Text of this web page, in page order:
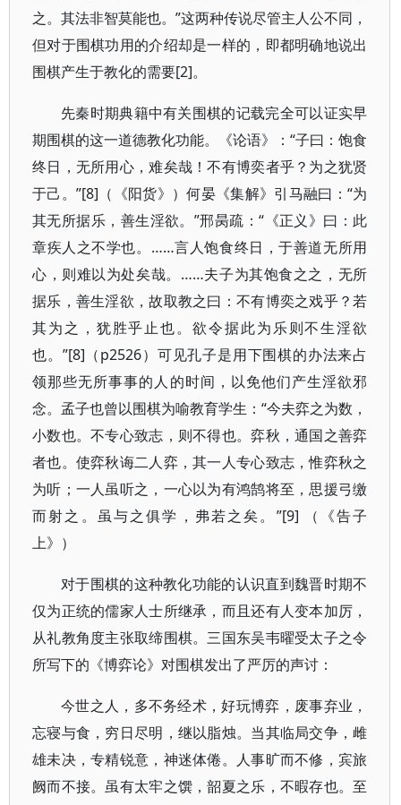
之。其法非智莫能也。”这两种传说尽管主人公不同，
但对于围棋功用的介绍却是一样的，即都明确地说出
围棋产生于教化的需要[2]。
先秦时期典籍中有关围棋的记载完全可以证实早
期围棋的这一道德教化功能。《论语》：“子曰：饱食
终日，无所用心，难矣哉！不有博奕者乎？为之犹贤
于己。”[8]（《阳货》）何晏《集解》引马融曰：“为
其无所据乐，善生淫欲。”邢昺疏：“《正义》曰：此
章疾人之不学也。……言人饱食终日，于善道无所用
心，则难以为处矣哉。……夫子为其饱食之之，无所
据乐，善生淫欲，故取教之曰：不有博奕之戏乎？若
其为之，犹胜乎止也。欲令据此为乐则不生淫欲
也。”[8]（p2526）可见孔子是用下围棋的办法来占
领那些无所事事的人的时间，以免他们产生淫欲邪
念。孟子也曾以围棋为喻教育学生：“今夫弈之为数，
小数也。不专心致志，则不得也。弈秋，通国之善弈
者也。使弈秋诲二人弈，其一人专心致志，惟弈秋之
为听；一人虽听之，一心以为有鸿鹄将至，思援弓缴
而射之。虽与之俱学，弗若之矣。”[9] （《告子
上》）
对于围棋的这种教化功能的认识直到魏晋时期不
仅为正统的儒家人士所继承，而且还有人变本加厉，
从礼教角度主张取缔围棋。三国东吴韦曜受太子之令
所写下的《博弈论》对围棋发出了严厉的声讨：
今世之人，多不务经术，好玩博弈，废事弃业，
忘寝与食，穷日尽明，继以脂烛。当其临局交争，雌
雄未决，专精锐意，神迷体倦。人事旷而不修，宾旅
阙而不接。虽有太牢之馔，韶夏之乐，不暇存也。至